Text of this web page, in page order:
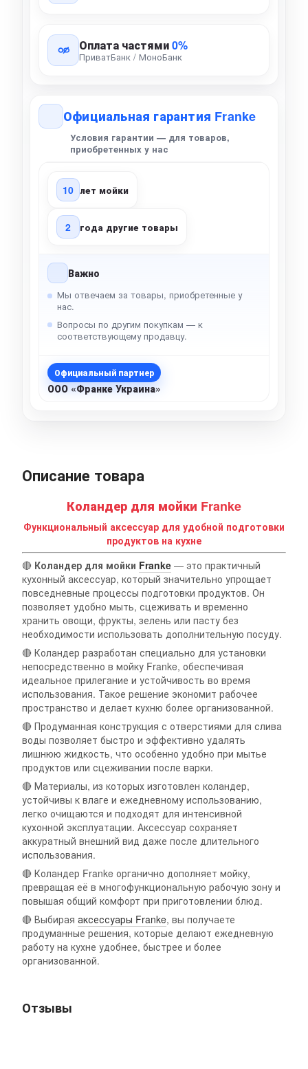
Оплата частями0%
ПриватБанк / МоноБанк
Официальная гарантия Franke
Условия гарантии — для товаров,
приобретенных у нас
10 лет мойки
2 года другие товары
Важно
Мы отвечаем за товары, приобретенные у
нас.
Вопросы по другим покупкам — к
соответствующему продавцу.
Официальный партнер
ООО «Франке Украина»
Описание товара
Коландер для мойки Franke
Функциональный аксессуар для удобной подготовки
продуктов на кухне
🔴 Коландер для мойки Franke — это практичный
кухонный аксессуар, который значительно упрощает
повседневные процессы подготовки продуктов. Он
позволяет удобно мыть, сцеживать и временно
хранить овощи, фрукты, зелень или пасту без
необходимости использовать дополнительную посуду.
🔴 Коландер разработан специально для установки
непосредственно в мойку Franke, обеспечивая
идеальное прилегание и устойчивость во время
использования. Такое решение экономит рабочее
пространство и делает кухню более организованной.
🔴 Продуманная конструкция с отверстиями для слива
воды позволяет быстро и эффективно удалять
лишнюю жидкость, что особенно удобно при мытье
продуктов или сцеживании после варки.
🔴 Материалы, из которых изготовлен коландер,
устойчивы к влаге и ежедневному использованию,
легко очищаются и подходят для интенсивной
кухонной эксплуатации. Аксессуар сохраняет
аккуратный внешний вид даже после длительного
использования.
🔴 Коландер Franke органично дополняет мойку,
превращая её в многофункциональную рабочую зону и
повышая общий комфорт при приготовлении блюд.
🔴 Выбирая аксессуары Franke, вы получаете
продуманные решения, которые делают ежедневную
работу на кухне удобнее, быстрее и более
организованной.
Отзывы